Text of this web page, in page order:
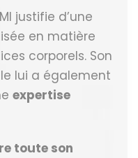
justifie d’une
en matière
corporels. Son
lui a également
expertise
toute son